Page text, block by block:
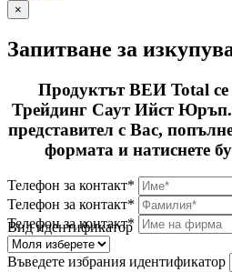
×
Запитване за
Продуктът ВЕИ Total се
Трейдинг Саут Ийст
представител с Вас,
формата и натиснете
Телефон за контакт*
Телефон за контакт*
Телефон за контакт*
Вид идентификатор
Въведете избрания идентификатор